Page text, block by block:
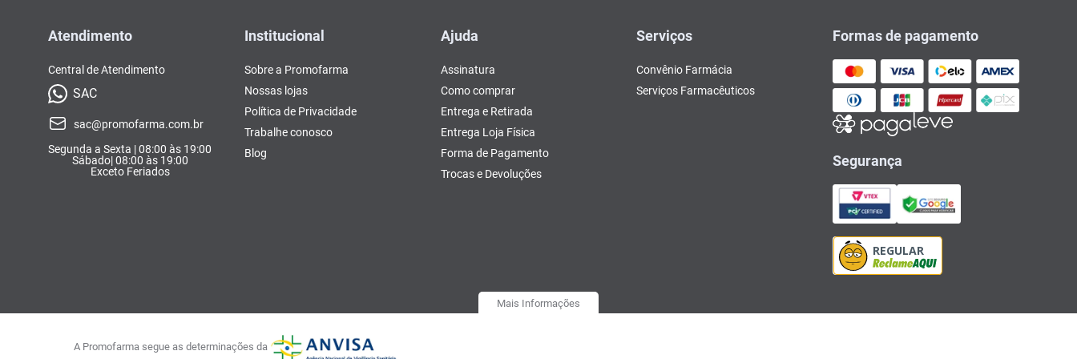
Atendimento
Central de Atendimento
SAC
sac@promofarma.com.br
Segunda a Sexta | 08:00 às 19:00
Sábado| 08:00 às 19:00
Exceto Feriados
Institucional
Sobre a Promofarma
Nossas lojas
Política de Privacidade
Trabalhe conosco
Blog
Ajuda
Assinatura
Como comprar
Entrega e Retirada
Entrega Loja Física
Forma de Pagamento
Trocas e Devoluções
Serviços
Convênio Farmácia
Serviços Farmacêuticos
Formas de pagamento
Segurança
Mais Informações
A Promofarma segue as determinações da